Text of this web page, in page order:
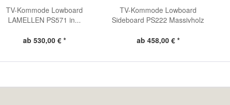
TV-Kommode Lowboard
LAMELLEN PS571 in...
ab 530,00 € *
TV-Kommode Lowboard
Sideboard PS222 Massivholz
ab 458,00 € *